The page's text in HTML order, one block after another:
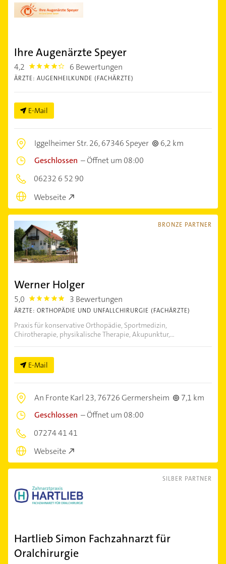
Ihre Augenärzte Speyer
4,2 4.2000003 6 Bewertungen
ÄRZTE: AUGENHEILKUNDE (FACHÄRZTE)
E-Mail
Iggelheimer Str. 26,67346 Speyer
6,2 km
Geschlossen –Öffnet um 08:00
06232 6 52 90
Webseite
BRONZE PARTNER
Werner Holger
5,0 5.0 3 Bewertungen
ÄRZTE: ORTHOPÄDIE UND UNFALLCHIRURGIE (FACHÄRZTE)
Praxis für konservative Orthopädie, Sportmedizin,
Chirotherapie, physikalische Therapie, Akupunktur,...
E-Mail
An Fronte Karl 23,76726 Germersheim
7,1 km
Geschlossen –Öffnet um 08:00
07274 41 41
Webseite
SILBER PARTNER
Hartlieb Simon Fachzahnarzt für
Oralchirurgie